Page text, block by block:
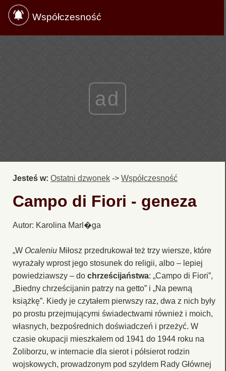
Współczesność
ad
Jesteś w: Ostatni dzwonek -> Współczesność
Campo di Fiori - geneza
Autor: Karolina Marl�ga
„W Ocaleniu Miłosz przedrukował też trzy wiersze, które
wyrażały wprost jego stosunek do religii, albo – lepiej
powiedziawszy – do chrześcijaństwa: „Campo di Fiori”,
„Biedny chrześcijanin patrzy na getto” i „Na pewną
książkę”. Kiedy je czytałem pierwszy raz, dwa z nich były
po prostu przejmującymi świadectwami również i moich,
własnych, bezpośrednich doświadczeń i przeżyć. W
czasie okupacji mieszkałem od 1941 do 1944 roku na
Żoliborzu, w internacie dla sierot i półsierot rodzin
wojskowych, prowadzonym pod szyldem Rady Głównej